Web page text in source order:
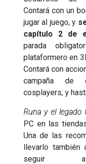
Contará con un
jugar al juego, y
capítulo 2 de
parada
plataformero en
Contará con
campaña de
cosplayers, y
Runa y el legado
PC en las
Una de las
llevarlo también